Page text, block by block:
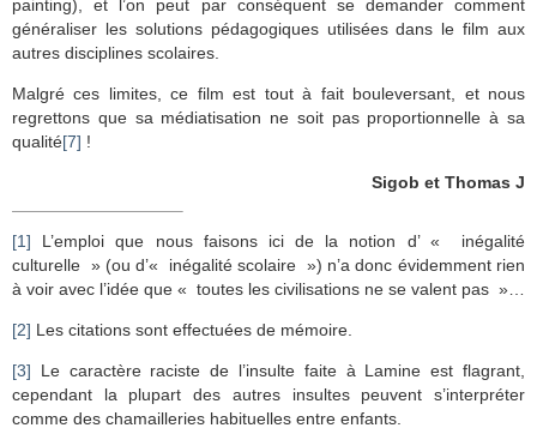
painting), et l’on peut par conséquent se demander comment
généraliser les solutions pédagogiques utilisées dans le film aux
autres disciplines scolaires.
Malgré ces limites, ce film est tout à fait bouleversant, et nous
regrettons que sa médiatisation ne soit pas proportionnelle à sa
qualité[7] !
Sigob et Thomas J
[1] L’emploi que nous faisons ici de la notion d’ « inégalité
culturelle » (ou d’« inégalité scolaire ») n’a donc évidemment rien
à voir avec l’idée que « toutes les civilisations ne se valent pas »…
[2] Les citations sont effectuées de mémoire.
[3] Le caractère raciste de l’insulte faite à Lamine est flagrant,
cependant la plupart des autres insultes peuvent s’interpréter
comme des chamailleries habituelles entre enfants.